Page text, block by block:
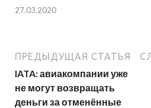
27.03.2020
ПРЕДЫДУЩАЯ СТАТЬЯ
IATA: авиакомпании уже
не могут возвращать
деньги за отменённые